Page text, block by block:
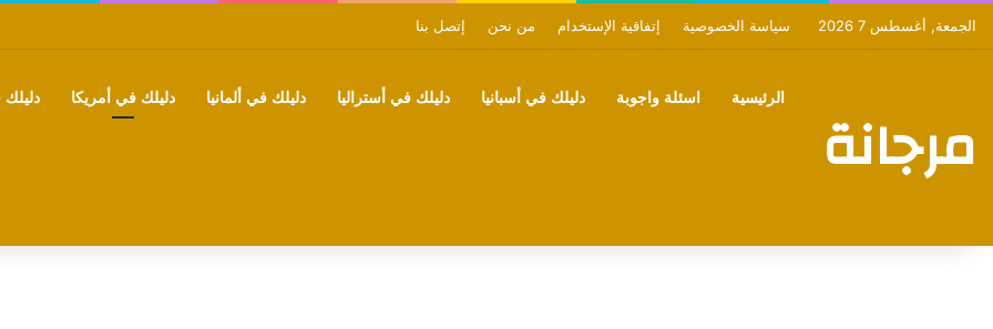
الجمعة, أغسطس 7 2026 سياسة الخصوصية إتفاقية الإستخدام من نحن إتصل بنا
مرجانة الرئيسية اسئلة واجوبة دليلك في أسبانيا دليلك في أستراليا دليلك في ألمانيا دليلك في أمريكا دليلك